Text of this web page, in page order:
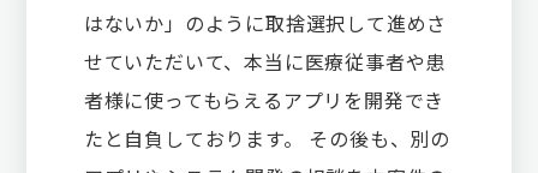
はないか」のように取捨選択して進めさ
せていただいて、本当に医療従事者や患
者様に使ってもらえるアプリを開発でき
たと自負しております。 その後も、別の